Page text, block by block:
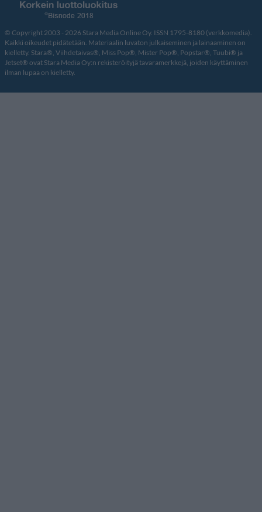
© Copyright 2003 - 2026 Stara Media Online Oy. ISSN 1795-8180 (verkkomedia).
Kaikki oikeudet pidätetään. Materiaalin luvaton julkaiseminen ja lainaaminen on
kielletty. Stara®, Viihdetaivas®, Miss Pop®, Mister Pop®, Popstar®, Tuubi® ja
Jetset® ovat Stara Media Oy:n rekisteröityjä tavaramerkkejä, joiden käyttäminen
ilman lupaa on kielletty.